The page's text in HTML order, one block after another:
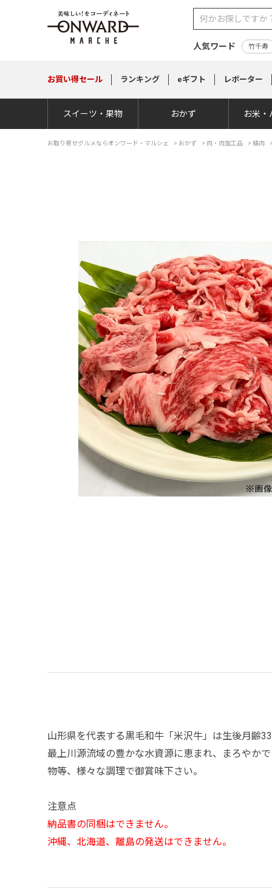
人気ワード 竹千寿
お買い得セール ランキング eギフト レポーター
スイーツ・果物 おかず お米・
お取り寄せグルメならオンワード・マルシェ > おかず > 肉・肉加工品 > 精肉
山形県を代表する黒毛和牛「米沢牛」は生後月齢
最上川源流域の豊かな水資源に恵まれ、まろやか
物等、様々な調理で御賞味下さい。
注意点
納品書の同梱はできません。
沖縄、北海道、離島の発送はできません。